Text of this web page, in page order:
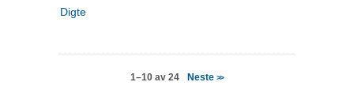
Digte
1–10 av 24 Neste>>